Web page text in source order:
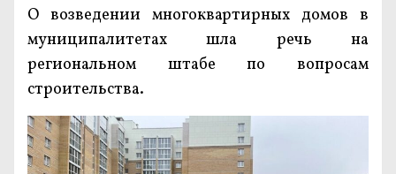
О возведении многоквартирных домов в
муниципалитетах шла речь на
региональном штабе по вопросам
строительства.